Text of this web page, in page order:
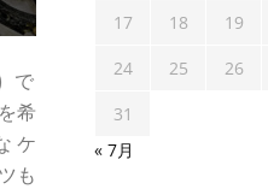
で
希
ケ
も
17
18 19
24
25 26
31
« 7月